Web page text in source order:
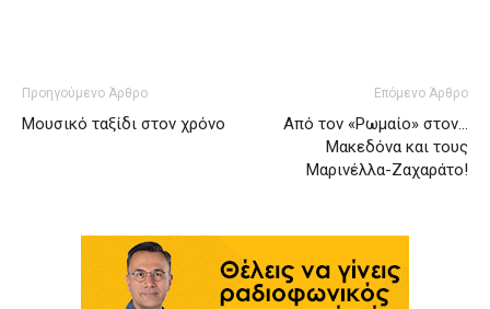
Προηγούμενο Άρθρο
Μουσικό ταξίδι στον χρόνο
Επόμενο Άρθρο
Από τον «Ρωμαίο» στον…
Μακεδόνα και τους
Μαρινέλλα-Ζαχαράτο!